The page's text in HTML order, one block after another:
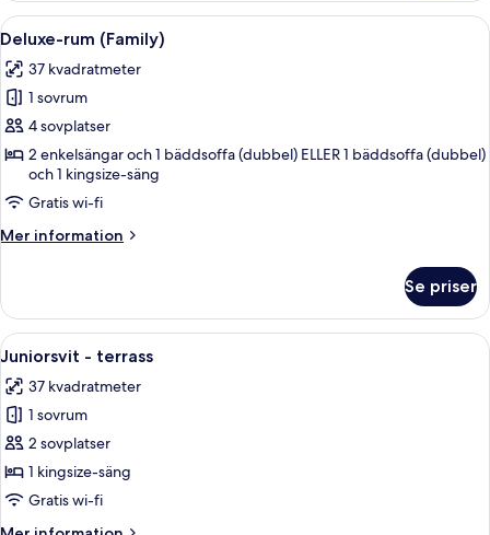
(Family)
Öppna
alla
foton
för
Deluxe-
rum
(Family)
Ett hotellrum med en stor säng, två
8
Deluxe-rum (Family)
37 kvadratmeter
1 sovrum
4 sovplatser
2 enkelsängar och 1 bäddsoffa (dubbel) ELLER 1 bäddsoffa (dubbel)
och 1 kingsize-säng
Gratis wi-fi
Mer information
Mer
rum
(Family)
Se priser
Öppna
alla
foton
för
Juniorsvit
-
terrass
Ett hotellrum med en stor säng, ett
7
Juniorsvit - terrass
37 kvadratmeter
1 sovrum
2 sovplatser
1 kingsize-säng
Gratis wi-fi